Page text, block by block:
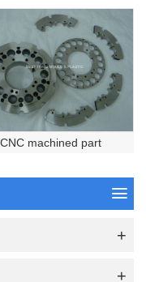
CNC machined part